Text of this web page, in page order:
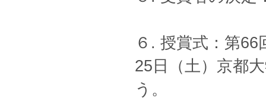
６. 授賞式：第
25日（土）京都
う。